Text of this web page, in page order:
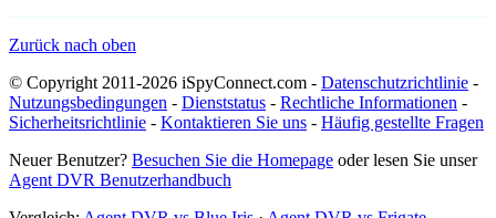
Zurück nach oben
© Copyright 2011-2026 iSpyConnect.com - Datenschutzrichtlinie -
Nutzungsbedingungen - Dienststatus - Rechtliche Informationen -
Sicherheitsrichtlinie - Kontaktieren Sie uns - Häufig gestellte Fragen
Neuer Benutzer? Besuchen Sie die Homepage oder lesen Sie unser
Agent DVR Benutzerhandbuch